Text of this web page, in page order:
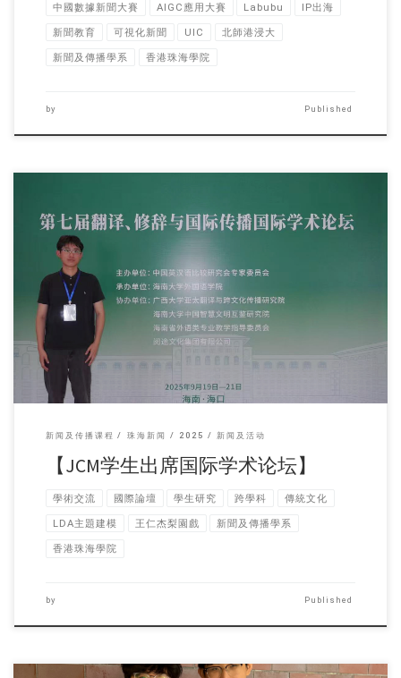
中國數據新聞大賽 AIGC應用大賽 Labubu IP出海
新聞教育 可視化新聞 UIC 北師港浸大
新聞及傳播學系 香港珠海學院
by Published
新闻及传播学系本科生 […]
新闻及传播课程 珠海新闻 2025 新闻及活动
【JCM学生出席国际学术论坛】
學術交流 國際論壇 學生研究 跨學科 傳統文化
LDA主題建模 王仁杰梨園戲 新聞及傳播學系
香港珠海學院
by Published